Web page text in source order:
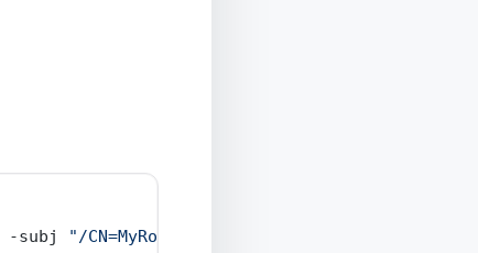
-subj "/CN=MyRootCA"